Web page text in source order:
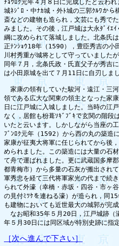
ﾁｮｳﾛｸ元年４月８日に完成したと云わ
城ﾈｼﾞﾛ・中ﾅｶ城・外ﾄ城の三郭ｸﾙﾜか
斎などの建物も造られ，文芸にも秀で
みました。その後，江戸城は大永ﾀﾞｲｴ
綱に攻められて落城しました。北条氏
正ﾃﾝｼｮｳ18年（1590），豊臣秀吉の小
川村秀重が城将として守っていました
同年７月，北条氏政・氏直父子が秀吉
は小田原城を出て７月11日に自刃しまし
家康の領有していた駿河・遠江・三
領である広大な関東の領主となった家
日に江戸城に入城しました。当時の江
なく，居館も枌葺ｿｷﾞﾌﾞｷで玄関の階段
いたと云います。しかしながら当座の
ﾌﾞﾝﾛｸ元年（1592）から西の丸の築造
家康が征夷大将軍に任じられてから後
められました。この築造には大量の石
て舟で運ばれました。更に武蔵国多摩
都青梅市）から多量の石灰が搬出され
軍秀忠を経て三代将軍家光の代まで続
られて外濠（幸橋・赤坂・四谷・市ヶ
の見付ﾐﾂｹを連ねる濠）が造られ，同
も建物においても近世最大の城郭が完成
なお昭和35年５月20日，江戸城跡（
［次へ進んで下さい］